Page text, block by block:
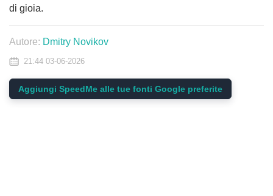
di gioia.
Autore: Dmitry Novikov
21:44 03-06-2026
Aggiungi SpeedMe alle tue fonti Google preferite